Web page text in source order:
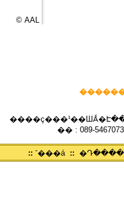
© AAL
�� : 089-
:: ˹���á ::